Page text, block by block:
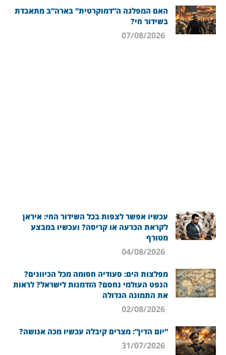
האם המפלגה ה”דמוקרטית” בארה”ב מתאבדת
בשידור חי?
עכשיו אפשר לצפות בכל השידור החי: איראן
לקראת הכרעה או קריסה? ועכשיו במבצע
מטורף
מפלצות הים: סעודיה חסומה מכל הכיוונים?
הנפט העולמי נחסם? הזדמנות לישראל? לראות
את התמונה הגדולה
“יום הדין”: מצרים קיבלה עכשיו מכה אנושה?